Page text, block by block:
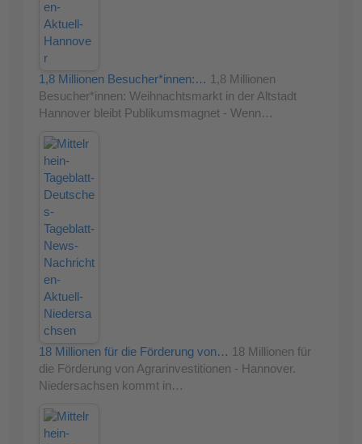
1,8 Millionen Besucher*innen:… 1,8 Millionen
Besucher*innen: Weihnachtsmarkt in der Altstadt
Hannover bleibt Publikumsmagnet - Wenn…
18 Millionen für die Förderung von… 18 Millionen für
die Förderung von Agrarinvestitionen - Hannover.
Niedersachsen kommt in…